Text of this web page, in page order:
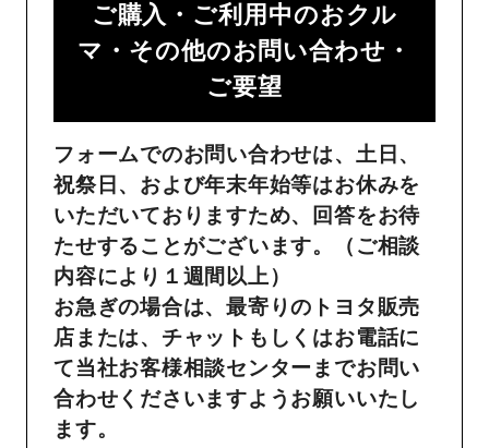
ご購入・ご利用中のおクル
マ・その他のお問い合わせ・
ご要望​
フォームでのお問い合わせは、土日、
祝祭日、および年末年始等はお休みを
いただいておりますため、回答をお待
たせすることがございます。（ご相談
内容により１週間以上）
お急ぎの場合は、最寄りのトヨタ販売
店または、チャットもしくはお電話に
て当社お客様相談センターまでお問い
合わせくださいますようお願いいたし
ます。